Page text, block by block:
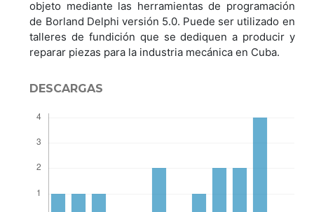
objeto mediante las herramientas de programación
de Borland Delphi versión 5.0. Puede ser utilizado en
talleres de fundición que se dediquen a producir y
reparar piezas para la industria mecánica en Cuba.
DESCARGAS